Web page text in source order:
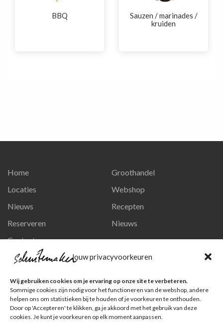
Jouw privacyvoorkeuren
Wij gebruiken cookies om je ervaring op onze site te verbeteren.
Sommige cookies zijn nodig voor het functioneren van de webshop, andere
helpen ons om statistieken bij te houden of je voorkeuren te onthouden.
Door op 'Accepteren' te klikken, ga je akkoord met het gebruik van deze
cookies. Je kunt je voorkeuren op elk moment aanpassen.
BBQ
Sauzen / marinades /
kruiden
Home
Locaties
Nieuws
Reserveren
Contact
Privacy en persoonsgegevens
Groothandel
Webshop
Recepten
Nieuws
Ga naar onze pagina
Volg ons op Instagram
Ga naar onze pagina